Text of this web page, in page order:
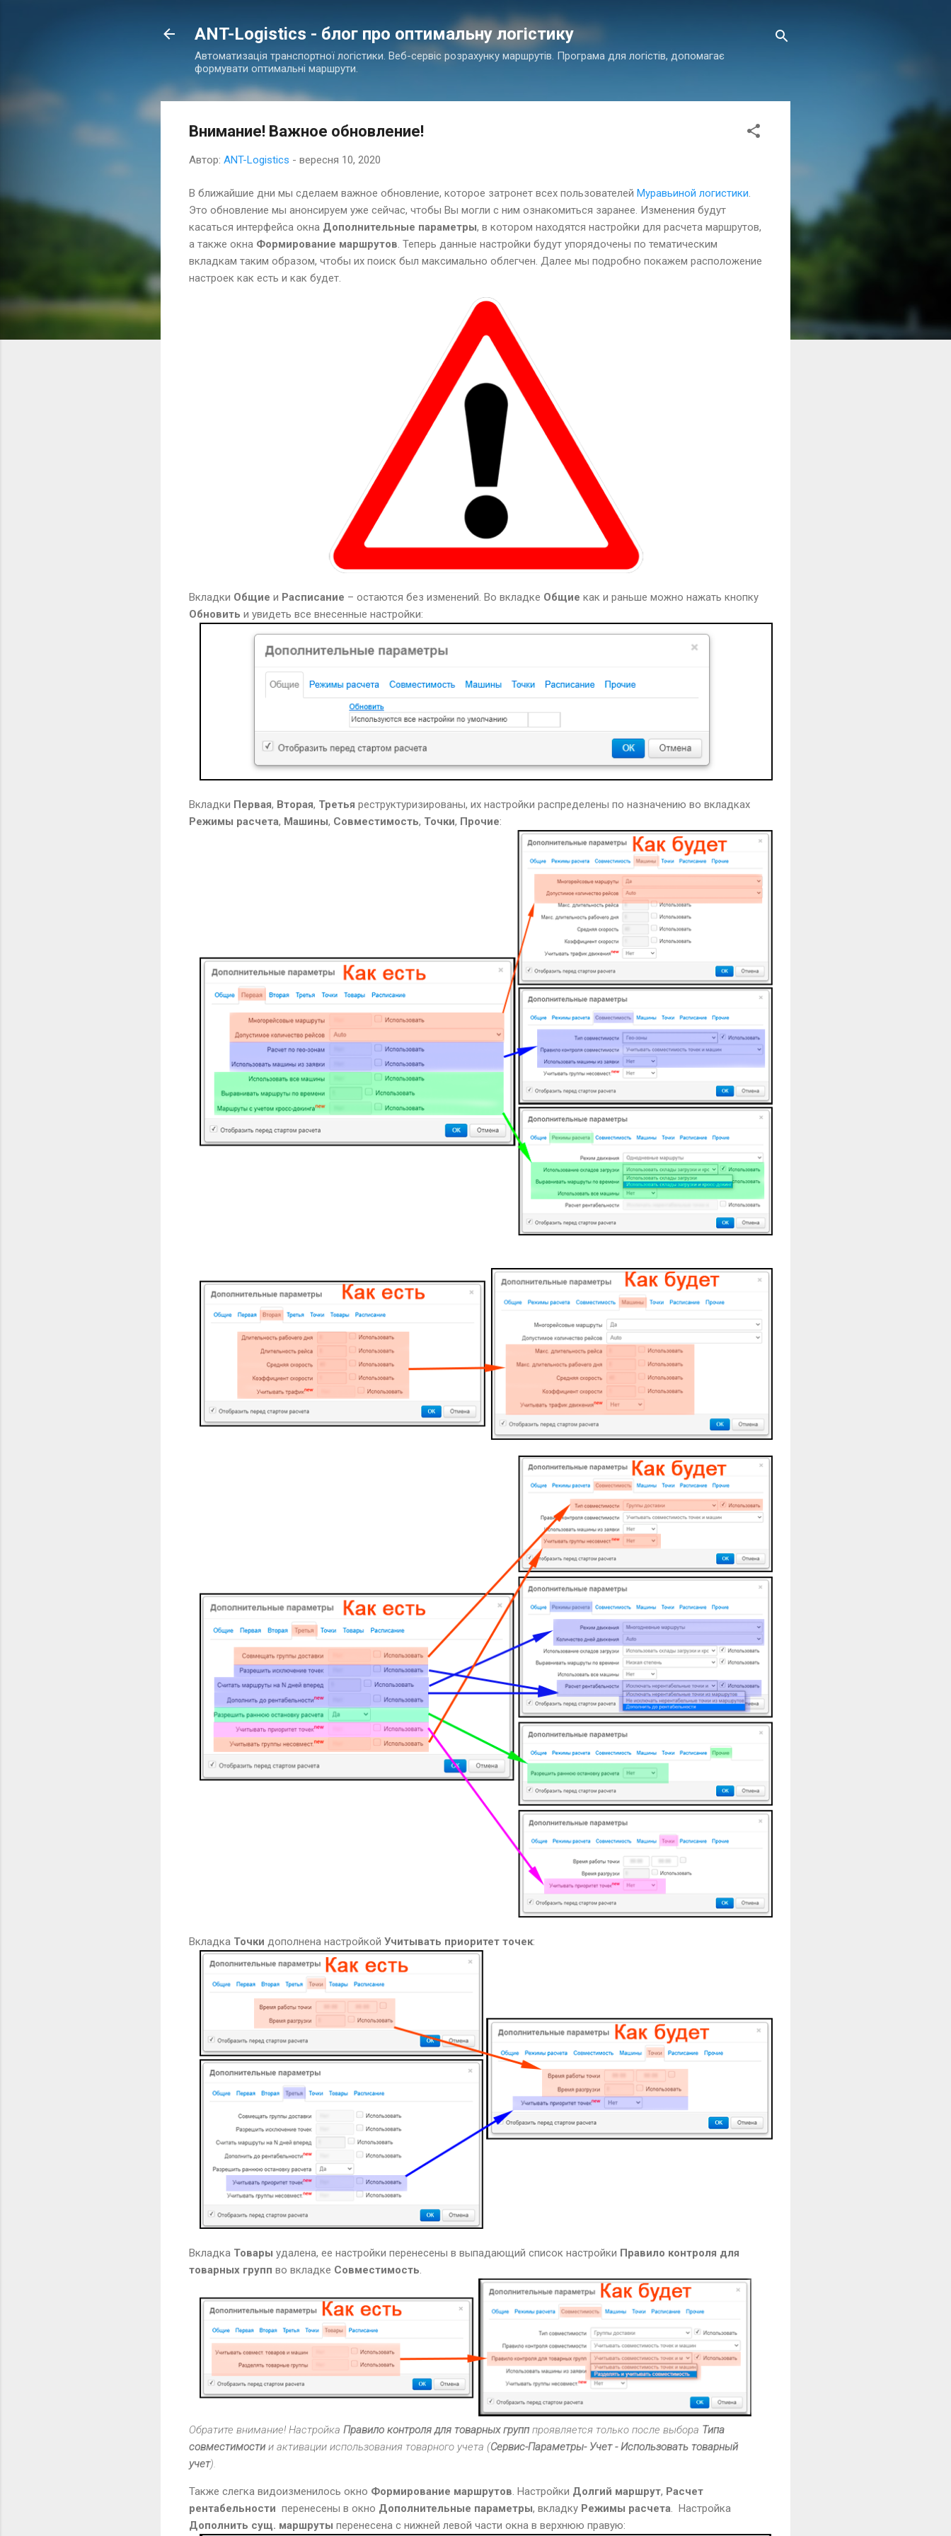
Перейти до основного вмісту
ANT-Logistics - блог про оптимальну логістику
Автоматизація транспортної логістики. Веб-сервіс розрахунку маршрутів. Програма для логістів, допомагає
формувати оптимальні маршрути.
Внимание! Важное обновление!
Автор: ANT-Logistics - вересня 10, 2020
В ближайшие дни мы сделаем важное обновление, которое затронет всех пользователей Муравьиной логистики
Это обновление мы анонсируем уже сейчас, чтобы Вы могли с ним ознакомиться заранее. Изменения будут
касаться интерфейса окна Дополнительные параметры, в котором находятся настройки для расчета маршрутов,
а также окна Формирование маршрутов . Теперь данные настройки будут упорядочены по тематическим
вкладкам таким образом, чтобы их поиск был максимально облегчен. Далее мы подробно покажем расположение
настроек как есть и как будет.
Вкладки Общие и Расписание – остаются без изменений. Во вкладке Общие как и раньше можно нажать кнопку
Обновить и увидеть все внесенные настройки:
Вкладки Первая, Вторая, Третья реструктуризированы, их настройки распределены по назначению во вкладках
Режимы расчета, Машины, Совместимость, Точки, Прочие:
Вкладка Точки дополнена настройкой Учитывать приоритет точек:
Вкладка Товары удалена, ее настройки перенесены в выпадающий список настройки Правило контроля для
товарных групп во вкладке Совместимость.
Обратите внимание! Настройка Правило контроля для товарных групп проявляется только после выбора Типа
совместимости и активации использования товарного учета (Сервис-Параметры- Учет - Использовать товарный
учет).
Также слегка видоизменилось окно Формирование маршрутов. Настройки Долгий маршрут, Расчет
рентабельности перенесены в окно Дополнительные параметры, вкладку Режимы расчета. Настройка
Дополнить сущ. маршруты перенесена с нижней левой части окна в верхнюю правую: